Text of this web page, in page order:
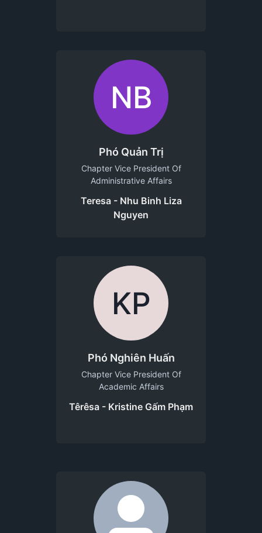
NB
Phó Quản Trị
Chapter Vice President Of
Administrative Affairs
Teresa - Nhu Binh Liza
Nguyen
KP
Phó Nghiên Huấn
Chapter Vice President Of
Academic Affairs
Têrêsa - Kristine Gấm Phạm